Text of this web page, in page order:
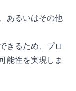
あるいはその他
きるため、プロ
能性を実現しま